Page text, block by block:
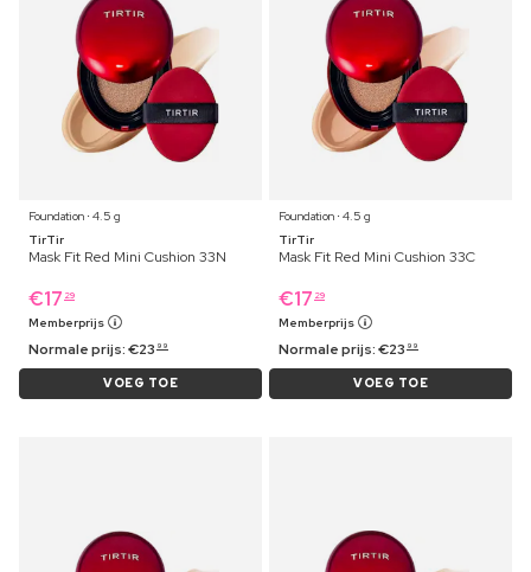
Foundation ⋅ 4.5 g
TirTir
Mask Fit Red Mini Cushion 33N
€17 29
Memberprijs
Normale prijs:€23 99
VOEG TOE
Foundation ⋅ 4.5 g
TirTir
Mask Fit Red Mini Cushion 33C
€17 29
Memberprijs
Normale prijs:€23 99
VOEG TOE